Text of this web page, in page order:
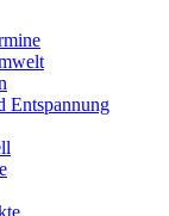
Entspannung